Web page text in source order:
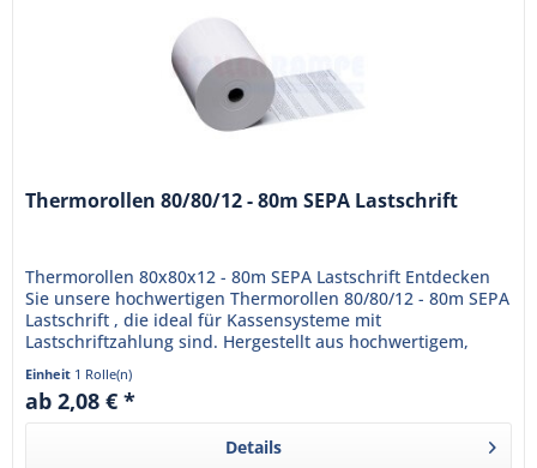
Thermorollen 80/80/12 - 80m SEPA Lastschrift
Thermorollen 80x80x12 - 80m SEPA Lastschrift Entdecken
Sie unsere hochwertigen Thermorollen 80/80/12 - 80m SEPA
Lastschrift , die ideal für Kassensysteme mit
Lastschriftzahlung sind. Hergestellt aus hochwertigem,
Einheit 1 Rolle(n)
ab 2,08 € *
Details